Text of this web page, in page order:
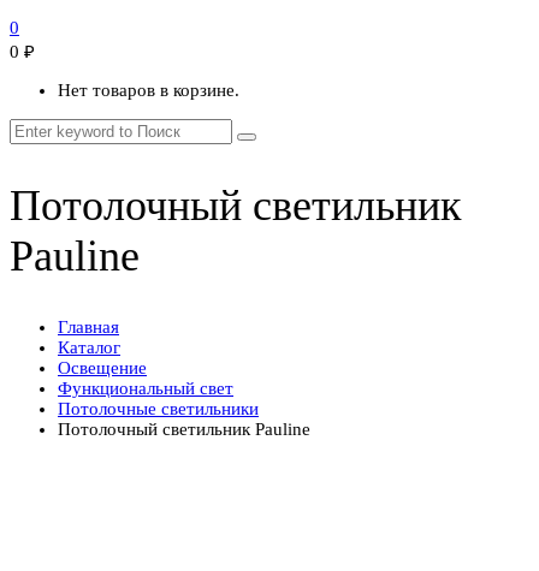
0
0 ₽
Нет товаров в корзине.
Потолочный светильник
Pauline
Главная
Каталог
Освещение
Функциональный свет
Потолочные светильники
Потолочный светильник Pauline